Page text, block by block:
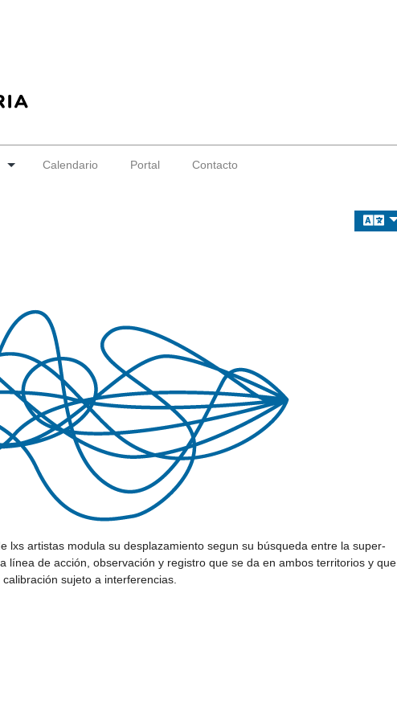
Calendario Portal Contacto
lxs artistas modula su desplazamiento segun su búsqueda entre la super-
línea de acción, observación y registro que se da en ambos territorios y que
sujeto a interferencias.